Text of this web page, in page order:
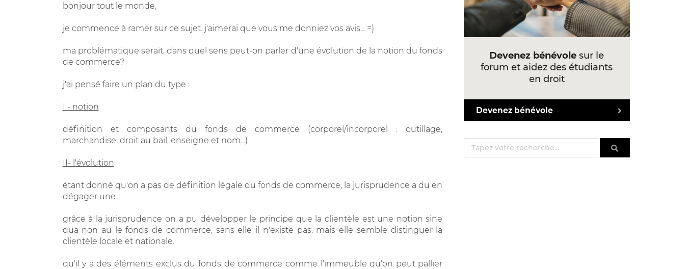
bonjour tout le monde,
je commence à ramer sur ce sujet. j'aimerai que vous me donniez vos avis... =)
ma problématique serait, dans quel sens peut-on parler d'une évolution de la notion du fonds
de commerce?
j'ai pensé faire un plan du type :
I - notion
définition et composants du fonds de commerce (corporel/incorporel : outillage,
marchandise, droit au bail, enseigne et nom...)
II- l'évolution
étant donné qu'on a pas de définition légale du fonds de commerce, la jurisprudence a du en
dégager une.
grâce à la jurisprudence on a pu développer le principe que la clientèle est une notion sine
qua non au le fonds de commerce, sans elle il n'existe pas. mais elle semble distinguer la
clientèle locale et nationale.
qu'il y a des éléments exclus du fonds de commerce comme l'immeuble qu'on peut pallier
Devenez bénévole sur le
forum et aidez des étudiants
en droit
Devenez bénévole